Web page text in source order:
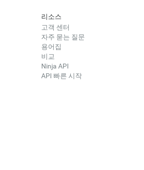
리소스
고객 센터
자주 묻는 질문
용어집
비교
Ninja API
API 빠른 시작